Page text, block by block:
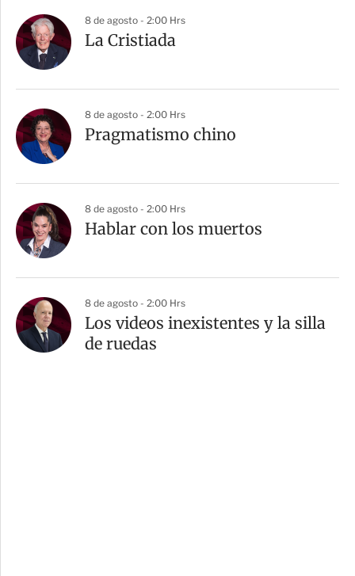
8 de agosto - 2:00 Hrs
La Cristiada
8 de agosto - 2:00 Hrs
Pragmatismo chino
8 de agosto - 2:00 Hrs
Hablar con los muertos
8 de agosto - 2:00 Hrs
Los videos inexistentes y la silla
de ruedas